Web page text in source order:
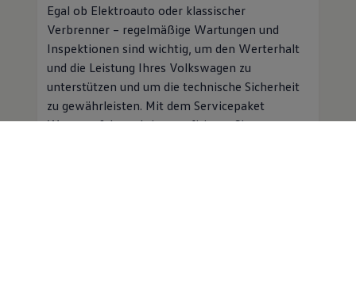
Egal ob Elektroauto oder klassischer
Verbrenner – regelmäßige Wartungen und
Inspektionen sind wichtig, um den Werterhalt
und die Leistung Ihres Volkswagen zu
unterstützen und um die technische Sicherheit
zu gewährleisten. Mit dem Servicepaket
Wartung & Inspektion profitieren Sie von